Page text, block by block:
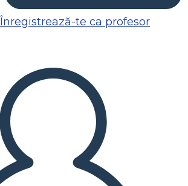
Înregistrează-te ca profesor